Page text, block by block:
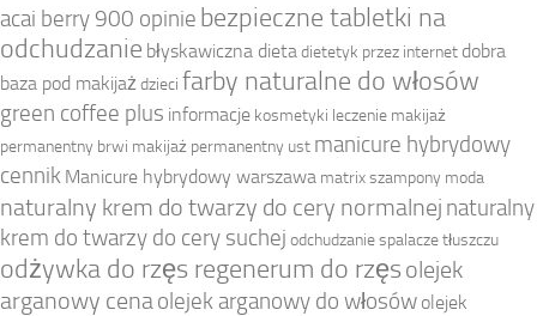
acai berry 900 opinie bezpieczne tabletki na
odchudzanie błyskawiczna dietadietetyk przez internet dobra
baza pod makijażdzieci farby naturalne do włosów
green coffee plus informacje kosmetyki leczenie makijaż
permanentny brwi makijaż permanentny ust manicure hybrydowy
cennik Manicure hybrydowy warszawa matrix szampony moda
naturalny krem do twarzy do cery normalnej naturalny
krem do twarzy do cery suchej odchudzanie spalacze tłuszczu
odżywka do rzęs regenerum do rzęs olejek
arganowy cenaolejek arganowy do włosów olejek